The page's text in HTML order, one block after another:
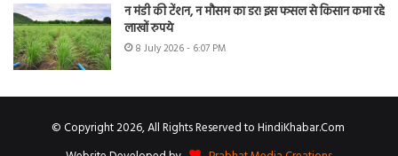
न मंडी की टेंशन, न मौसम का डर! इस फसल से किसान कमा रहे
लाखों रुपये
8 July 2026 - 6:07 PM
© Copyright 2026, All Rights Reserved to HindiKhabar.Com